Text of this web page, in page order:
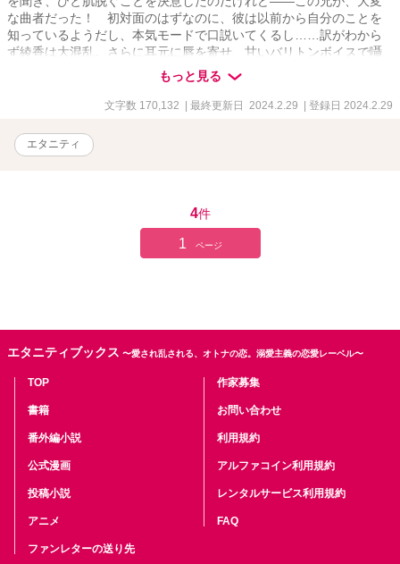
な曲者だった！ 初対面のはずなのに、彼は以前から自分のことを
知っているようだし、本気モードで口説いてくるし……訳がわから
ず綾香は大混乱。さらに耳元に唇を寄せ、甘いバリトンボイスで囁
かれると声フェチの綾香は堪らなくて!? 手際よく外堀をどんどん埋
めていく、彼の勢いが止まらない！
もっと見る
文字数 170,132 | 最終更新日 2024.2.29 | 登録日 2024.2.29
エタニティ
4件
1 ページ
エタニティブックス 〜愛され乱される、オトナの恋。溺愛主義の恋愛レーベル〜
TOP
書籍
番外編小説
公式漫画
投稿小説
アニメ
ファンレターの送り先
作家募集
お問い合わせ
利用規約
アルファコイン利用規約
レンタルサービス利用規約
FAQ